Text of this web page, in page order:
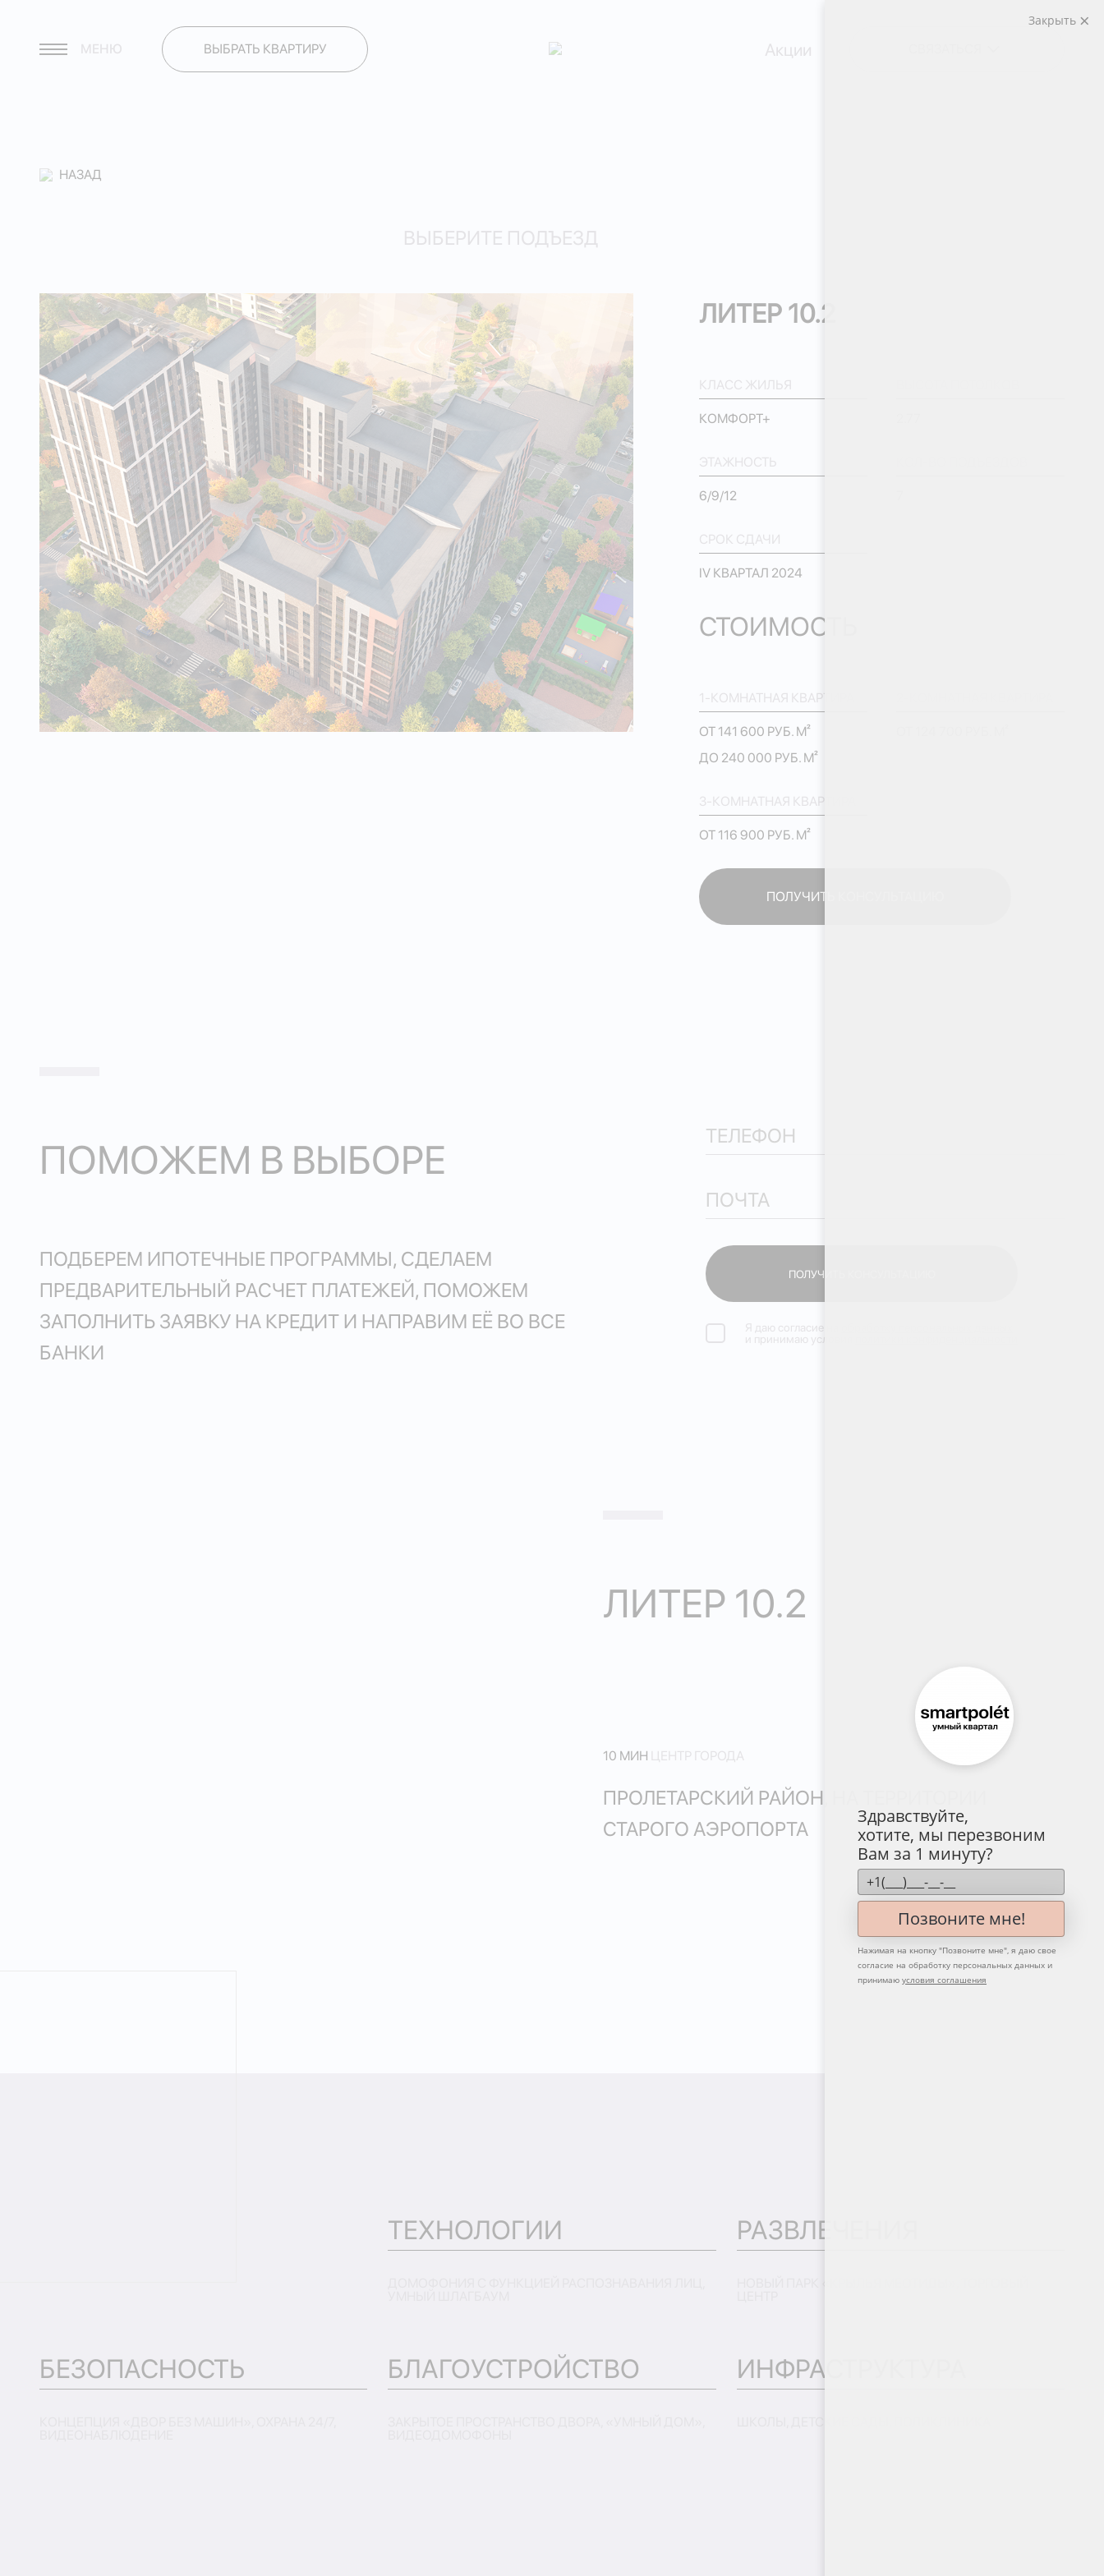
МЕНЮ ВЫБРАТЬ КВАРТИРУ Акции
НАЗАД
ВЫБЕРИТЕ ПОДЪЕЗД
ЛИТЕР 10.2
КЛАСС ЖИЛЬЯ
КОМФОРТ+
ЭТАЖНОСТЬ
6/9/12
СРОК СДАЧИ
IV КВАРТАЛ 2024
СТОИМОСТЬ
1-КОМНАТНАЯ КВАРТИРА
ОТ 141 600 РУБ. М²
ДО 240 000 РУБ. М²
3-КОМНАТНАЯ КВАРТИРА
ОТ 116 900 РУБ. М²
ПОЛУЧИТЬ КОНСУЛЬТАЦИЮ
ПОМОЖЕМ В ВЫБОРЕ
ПОДБЕРЕМ ИПОТЕЧНЫЕ ПРОГРАММЫ, СДЕЛАЕМ
ПРЕДВАРИТЕЛЬНЫЙ РАСЧЕТ ПЛАТЕЖЕЙ, ПОМОЖЕМ
ЗАПОЛНИТЬ ЗАЯВКУ НА КРЕДИТ И НАПРАВИМ ЕЁ ВО ВСЕ
БАНКИ
ПОЛУЧИТЬ КОНСУЛЬТАЦИЮ
Я даю согласие на
и принимаю условия
ЛИТЕР 10.2
10 МИН ЦЕНТР ГОРОДА
ПРОЛЕТАРСКИЙ РАЙОН, НА ТЕРРИТОРИИ
СТАРОГО АЭРОПОРТА
ТЕХНОЛОГИИ РАЗВЛЕЧЕНИЯ
БЕЗОПАСНОСТЬ БЛАГОУСТРОЙСТВО ИНФРАСТРУКТУРА
Закрыть
Здравствуйте,
хотите, мы перезвоним
Вам за 1 минуту?
Позвоните мне!
Нажимая на кнопку "Позвоните мне", я даю свое
согласие на обработку персональных данных и
принимаю условия соглашения